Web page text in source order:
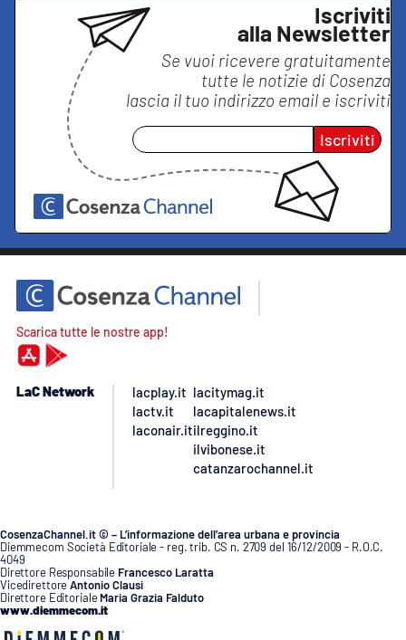
Iscriviti
alla Newsletter
Se vuoi ricevere gratuitamente
tutte le notizie di Cosenza
lascia il tuo indirizzo email e iscriviti
Iscriviti
Scarica tutte le nostre app!
LaC Network
lacplay.it
lactv.it
laconair.it
lacitymag.it
lacapitalenews.it
ilreggino.it
ilvibonese.it
catanzarochannel.it
CosenzaChannel.it © – L’informazione dell’area urbana e provincia
Diemmecom Società Editoriale - reg. trib. CS n. 2709 del 16/12/2009 - R.O.C.
4049
Direttore Responsabile Francesco Laratta
VicedirettoreAntonio Clausi
Direttore Editoriale Maria Grazia Falduto
www.diemmecom.it